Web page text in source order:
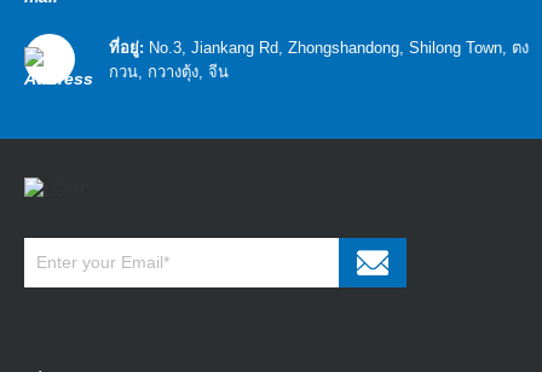
ที่อยู่: No.3, Jiankang Rd, Zhongshandong, Shilong Town, ตง
กวน, กวางตุ้ง, จีน